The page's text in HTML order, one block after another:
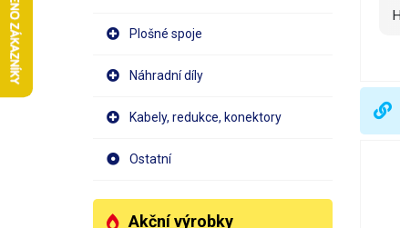
Plošné spoje
Náhradní díly
Kabely, redukce, konektory
Ostatní
Akční výrobky